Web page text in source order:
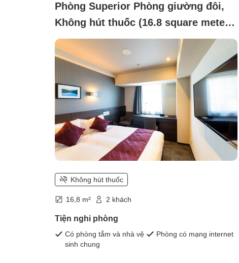
Phòng Superior Phòng giường đôi,
Không hút thuốc (16.8 square meters,
capacity for 2 people)
Không hút thuốc
16,8 m² 2 khách
Tiện nghi phòng
Có phòng tắm và nhà vệ
sinh chung
Phòng có mạng internet